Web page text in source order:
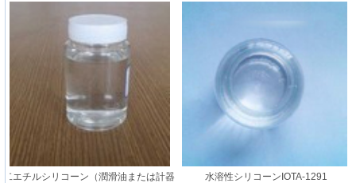
エチルシリコーン（潤滑油または計器
水溶性シリコーンIOTA-1291